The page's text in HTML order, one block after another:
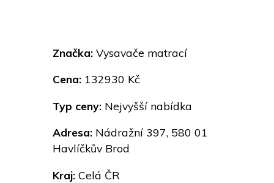
Značka: Vysavače matrací
Cena: 132930 Kč
Typ ceny: Nejvyšší nabídka
Adresa: Nádražní 397, 580 01
Havlíčkův Brod
Kraj: Celá ČR